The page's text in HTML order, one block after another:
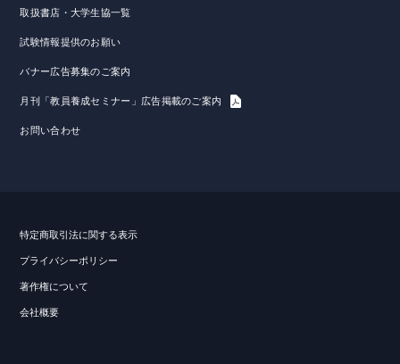
取扱書店・大学生協一覧
試験情報提供のお願い
バナー広告募集のご案内
月刊「教員養成セミナー」広告掲載のご案内
お問い合わせ
特定商取引法に関する表示
プライバシーポリシー
著作権について
会社概要